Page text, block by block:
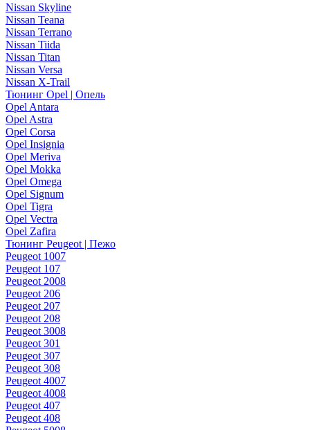
Nissan Skyline
Nissan Teana
Nissan Terrano
Nissan Tiida
Nissan Titan
Nissan Versa
Nissan X-Trail
Тюнинг Opel | Опель
Opel Antara
Opel Astra
Opel Corsa
Opel Insignia
Opel Meriva
Opel Mokka
Opel Omega
Opel Signum
Opel Tigra
Opel Vectra
Opel Zafira
Тюнинг Peugeot | Пежо
Peugeot 1007
Peugeot 107
Peugeot 2008
Peugeot 206
Peugeot 207
Peugeot 208
Peugeot 3008
Peugeot 301
Peugeot 307
Peugeot 308
Peugeot 4007
Peugeot 4008
Peugeot 407
Peugeot 408